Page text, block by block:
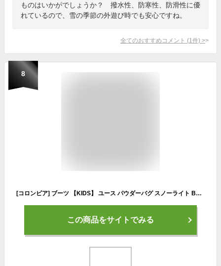
ものはいかがでしょうか？ 撥水性、防寒性、防滑性に優
れているので、雪の季節の外遊び時でも安心ですね。
全てのおすすめコメント (1 件) >
8
[コロンビア] ブーツ 【KIDS】 ユース パウダーバグ スノーライト BY2106 キッズ 24.0cm Black, White
この商品をサイトでみる